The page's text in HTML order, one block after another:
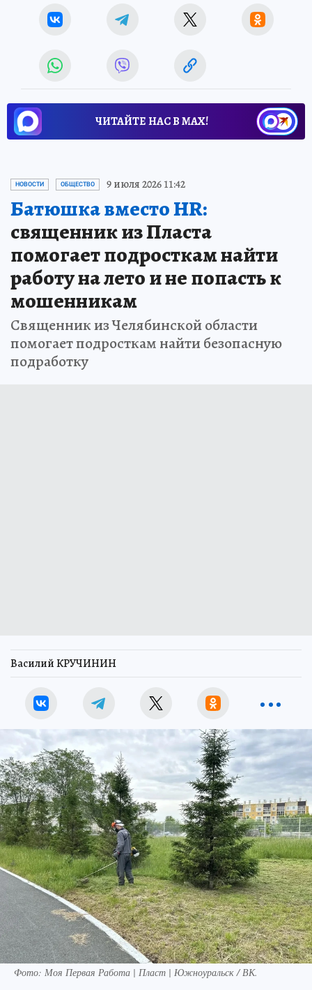
ЧИТАЙТЕ НАС В МАХ!
НОВОСТИ ОБЩЕСТВО 9 июля 2026 11:42
Батюшка вместо HR:
священник из Пласта
помогает подросткам найти
работу на лето и не попасть к
мошенникам
Священник из Челябинской области
помогает подросткам найти безопасную
подработку
Василий КРУЧИНИН
Фото: Моя Первая Работа | Пласт | Южноуральск / ВК.